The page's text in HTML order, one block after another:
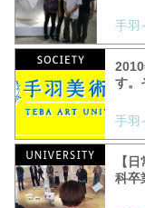
手羽
す。
手羽
【
科卒